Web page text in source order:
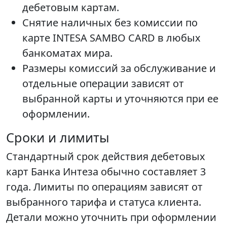
дебетовым картам.
Снятие наличных без комиссии по
карте INTESA SAMBO CARD в любых
банкоматах мира.
Размеры комиссий за обслуживание и
отдельные операции зависят от
выбранной карты и уточняются при ее
оформлении.
Сроки и лимиты
Стандартный срок действия дебетовых
карт Банка Интеза обычно составляет 3
года. Лимиты по операциям зависят от
выбранного тарифа и статуса клиента.
Детали можно уточнить при оформлении